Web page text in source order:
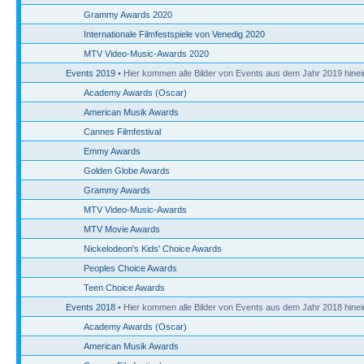
Grammy Awards 2020
Internationale Filmfestspiele von Venedig 2020
MTV Video-Music-Awards 2020
Events 2019 • Hier kommen alle Bilder von Events aus dem Jahr 2019
Academy Awards (Oscar)
American Musik Awards
Cannes Filmfestival
Emmy Awards
Golden Globe Awards
Grammy Awards
MTV Video-Music-Awards
MTV Movie Awards
Nickelodeon's Kids' Choice Awards
Peoples Choice Awards
Teen Choice Awards
Events 2018 • Hier kommen alle Bilder von Events aus dem Jahr 2018
Academy Awards (Oscar)
American Musik Awards